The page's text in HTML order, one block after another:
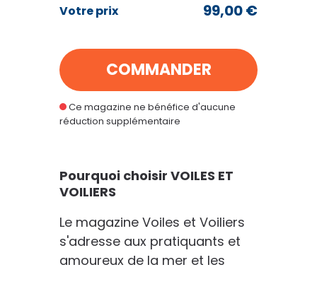
Votre prix
99,00 €
COMMANDER
Ce magazine ne bénéfice d'aucune
réduction supplémentaire
Pourquoi choisir VOILES ET
VOILIERS
Le magazine Voiles et Voiliers
s'adresse aux pratiquants et
amoureux de la mer et les